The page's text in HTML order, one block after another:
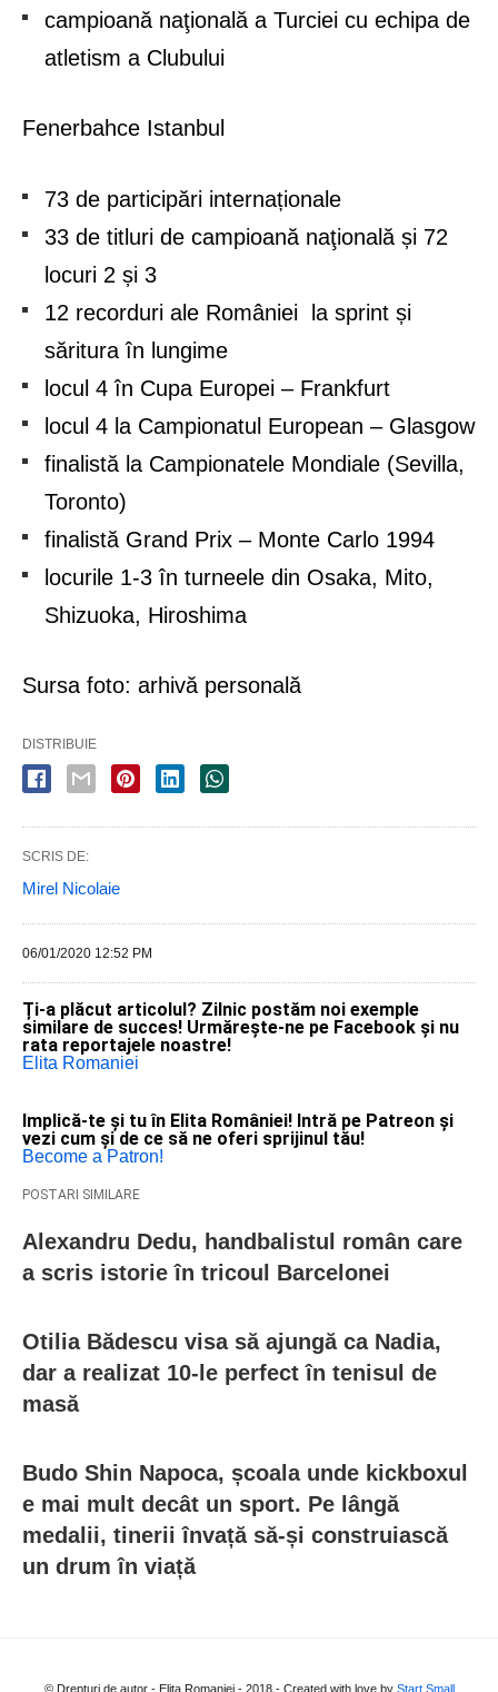
campioană naţională a Turciei cu echipa de
atletism a Clubului
Fenerbahce Istanbul
73 de participări internaționale
33 de titluri de campioană naţională și 72
locuri 2 și 3
12 recorduri ale României la sprint și
săritura în lungime
locul 4 în Cupa Europei – Frankfurt
locul 4 la Campionatul European – Glasgow
finalistă la Campionatele Mondiale (Sevilla,
Toronto)
finalistă Grand Prix – Monte Carlo 1994
locurile 1-3 în turneele din Osaka, Mito,
Shizuoka, Hiroshima
Sursa foto: arhivă personală
DISTRIBUIE
SCRIS DE:
Mirel Nicolaie
06/01/2020 12:52 PM
Ți-a plăcut articolul? Zilnic postăm noi exemple
similare de succes! Urmărește-ne pe Facebook și nu
rata reportajele noastre!
Elita Romaniei
Implică-te și tu în Elita României! Intră pe Patreon și
vezi cum și de ce să ne oferi sprijinul tău!
Become a Patron!
POSTARI SIMILARE
Alexandru Dedu, handbalistul român care
a scris istorie în tricoul Barcelonei
Otilia Bădescu visa să ajungă ca Nadia,
dar a realizat 10-le perfect în tenisul de
masă
Budo Shin Napoca, școala unde kickboxul
e mai mult decât un sport. Pe lângă
medalii, tinerii învață să-și construiască
un drum în viață
© Drepturi de autor - Elita Romaniei - 2018 - Created with love by Start Small